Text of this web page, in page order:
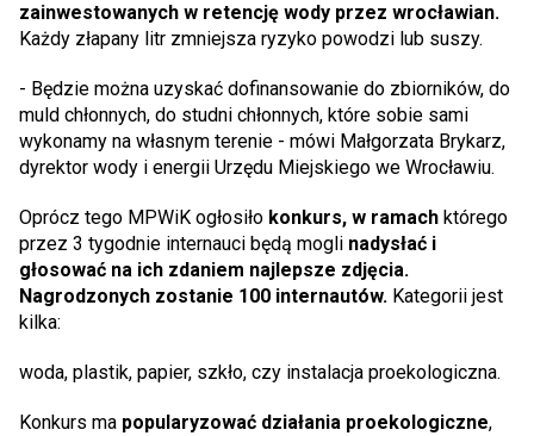
zainwestowanych w retencję wody przez wrocławian.
Każdy złapany litr zmniejsza ryzyko powodzi lub suszy.
- Będzie można uzyskać dofinansowanie do zbiorników, do
muld chłonnych, do studni chłonnych, które sobie sami
wykonamy na własnym terenie - mówi Małgorzata Brykarz,
dyrektor wody i energii Urzędu Miejskiego we Wrocławiu.
Oprócz tego MPWiK ogłosiło konkurs, w ramach którego
przez 3 tygodnie internauci będą mogli nadysłać i
głosować na ich zdaniem najlepsze zdjęcia.
Nagrodzonych zostanie 100 internautów. Kategorii jest
kilka:
woda, plastik, papier, szkło, czy instalacja proekologiczna.
Konkurs ma popularyzować działania proekologiczne,